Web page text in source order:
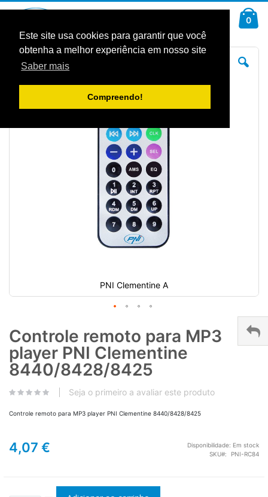
Este site usa cookies para garantir que você
obtenha a melhor experiência em nosso site
Saber mais
Compreendo!
Conteúdo
0
Saltar
PNI Clementine A
Controle remoto para MP3
player PNI Clementine
8440/8428/8425
Seja o primeiro a avaliar este produto
Controle remoto para MP3 player PNI Clementine 8440/8428/8425
4,07 € Disponibilidade: Em stock
SKU
PNI-RC84